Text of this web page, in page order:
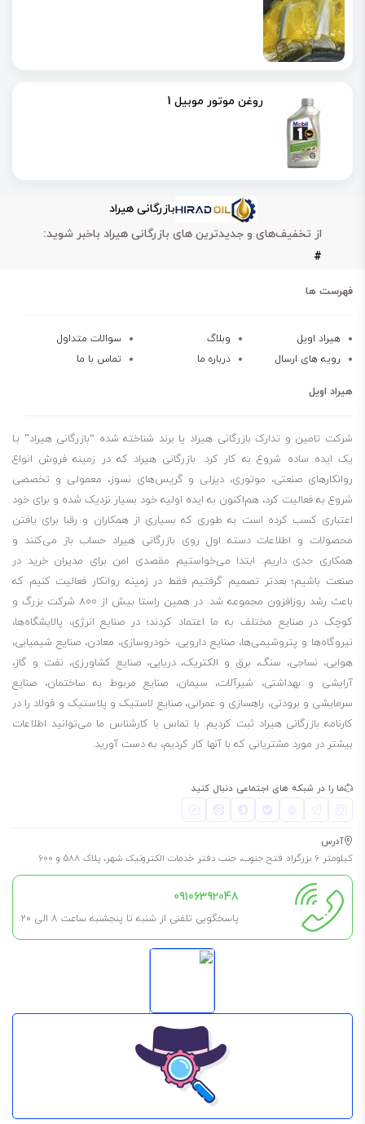
روغن موتور موبیل 1
بازرگانی هیراد
از تخفیف‌های و جدیدترین های بازرگانی هیراد باخبر شوید:
#
فهرست ها
هیراد اویل وبلاگ
سوالات متداول
رویه های ارسال
درباره ما تماس با ما
هیراد اویل
شرکت تامین و تدارک بازرگانی هیراد یا برند شناخته شده “بازرگانی هیراد” بـا
یک ایده ساده شروع به کار کرد. بازرگانی هیراد که در زمینه فروش انواع
روانکارهای صنعتی، موتوری، دیزلی و گریس‌های نسوز، معمولی و تخصصی
شروع به فعالیت کرد، هم‌اکنون به ایده اولیه خود بسیار نزدیک شده و برای خود
اعتباری کسب کرده است به طوری که بسیاری از همکاران و رقبا برای یافتن
محصولات و اطلاعات دسته اول روی بازرگانی هیراد حساب باز می‌کنند و
همکاری جدی داریم. ابتدا می‌خواستیم مقصدی امن برای مدیران خرید در
صنعت باشیم؛ بعدتر تصمیم گرفتیم فقط در زمینه روانکار فعالیت کنیم که
باعث رشد روزافزون مجموعه شد. در همین راستا بیش از 800 شرکت بزرگ و
کوچک در صنایع مختلف به ما اعتماد کردند؛ در صنایع انرژی، پالایشگاه‌ها،
نیروگاه‌ها و پتروشیمی‌ها، صنایع دارویی، خودروسازی، معادن، صنایع شیمیایی،
هوایی، نساجی، سنگ، برق و الکتریک، دریایی، صنایع کشاورزی، نفت و گاز،
آرایشی و بهداشتی، شیرآلات، سیمان، صنایع مربوط به ساختمان، صنایع
سرمایشی و برودتی، راهسازی و عمرانی، صنایع لاستیک و پلاستیک و فولاد را در
کارنامه بازرگانی هیراد ثبت کردیم. با تماس با کارشناس ما می‌توانید اطلاعات
بیشتر در مورد مشتریانی که با آنها کار کردیم، به دست آورید.
ما را در شبکه های اجتماعی دنبال کنید
آدرس
کیلومتر 6 بزرگراه فتح جنوب، جنب دفتر خدمات الکترونیک شهر، پلاک 588 و 600
09106392048
پاسخگویی تلفنی از شنبه تا پنجشنبه ساعت 8 الی ۲۰